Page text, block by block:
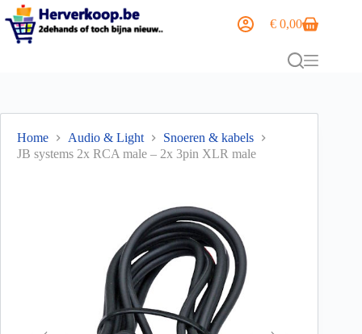
€ 0,00
Home Audio & Light
Snoeren & kabels
JB systems 2x RCA male – 2x 3pin XLR male